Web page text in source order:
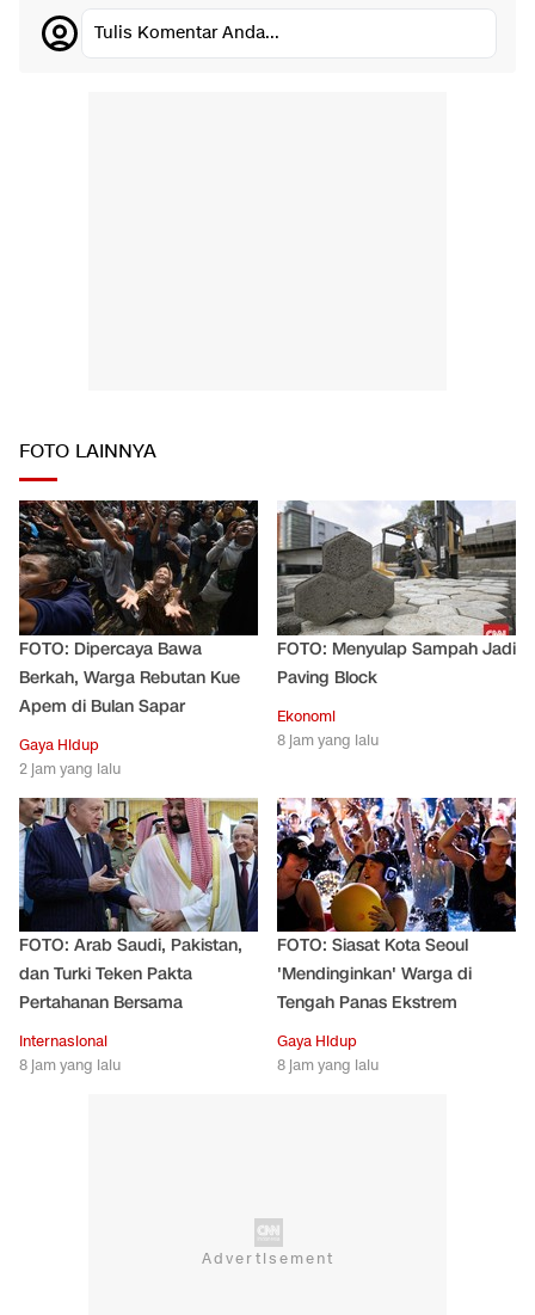
Tulis Komentar Anda...
FOTO LAINNYA
FOTO: Dipercaya Bawa
Berkah, Warga Rebutan Kue
Apem di Bulan Sapar
Gaya Hidup
2 jam yang lalu
FOTO: Menyulap Sampah Jadi
Paving Block
Ekonomi
8 jam yang lalu
FOTO: Arab Saudi, Pakistan,
dan Turki Teken Pakta
Pertahanan Bersama
Internasional
8 jam yang lalu
FOTO: Siasat Kota Seoul
'Mendinginkan' Warga di
Tengah Panas Ekstrem
Gaya Hidup
8 jam yang lalu